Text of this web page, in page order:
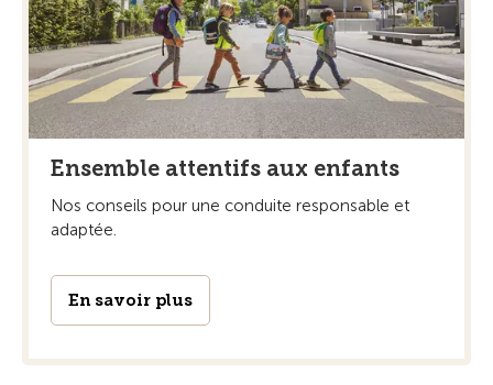
Ensemble attentifs aux enfants
Nos conseils pour une conduite responsable et
adaptée.
En savoir plus